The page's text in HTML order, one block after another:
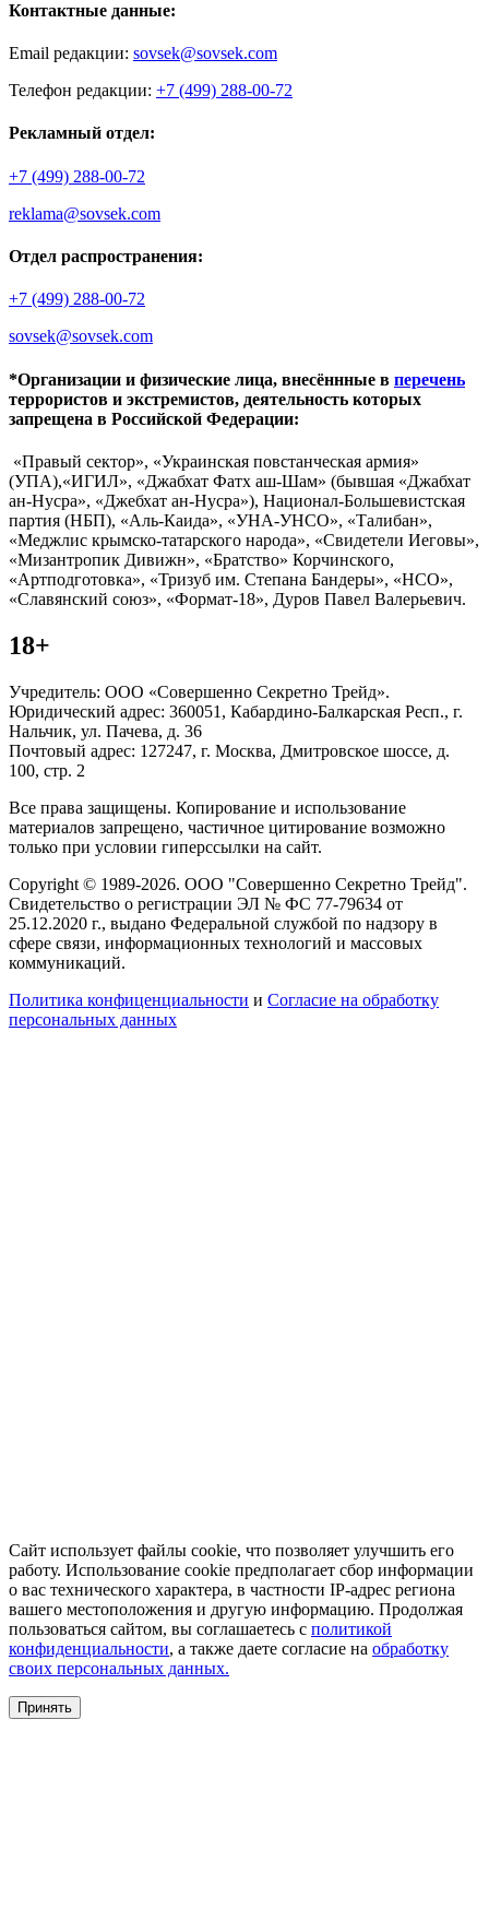
Контактные данные:
Email редакции: sovsek@sovsek.com
Телефон редакции: +7 (499) 288-00-72
Рекламный отдел:
+7 (499) 288-00-72
reklama@sovsek.com
Отдел распространения:
+7 (499) 288-00-72
sovsek@sovsek.com
*Организации и физические лица, внесённные в перечень
террористов и экстремистов, деятельность которых
запрещена в Российской Федерации:
«Правый сектор», «Украинская повстанческая армия»
(УПА),«ИГИЛ», «Джабхат Фатх аш-Шам» (бывшая «Джабхат
ан-Нусра», «Джебхат ан-Нусра»), Национал-Большевистская
партия (НБП), «Аль-Каида», «УНА-УНСО», «Талибан»,
«Меджлис крымско-татарского народа», «Свидетели Иеговы»,
«Мизантропик Дивижн», «Братство» Корчинского,
«Артподготовка», «Тризуб им. Степана Бандеры», «НСО»,
«Славянский союз», «Формат-18», Дуров Павел Валерьевич.
18+
Учредитель: ООО «Совершенно Секретно Трейд».
Юридический адрес: 360051, Кабардино-Балкарская Респ., г.
Нальчик, ул. Пачева, д. 36
Почтовый адрес: 127247, г. Москва, Дмитровское шоссе, д.
100, стр. 2
Все права защищены. Копирование и использование
материалов запрещено, частичное цитирование возможно
только при условии гиперссылки на сайт.
Copyright © 1989-2026. ООО "Совершенно Секретно Трейд".
Свидетельство о регистрации ЭЛ № ФС 77-79634 от
25.12.2020 г., выдано Федеральной службой по надзору в
сфере связи, информационных технологий и массовых
коммуникаций.
Политика конфиценциальности и Согласие на обработку
персональных данных
Сайт использует файлы cookie, что позволяет улучшить его
работу. Использование cookie предполагает сбор информации
о вас технического характера, в частности IP-адрес региона
вашего местоположения и другую информацию. Продолжая
пользоваться сайтом, вы соглашаетесь с политикой
конфиденциальности, а также даете согласие на обработку
своих персональных данных.
Принять